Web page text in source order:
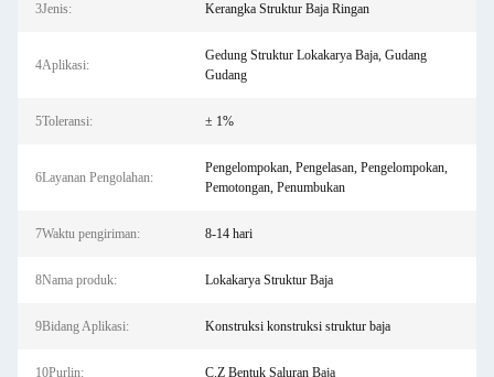
3Jenis: Kerangka Struktur Baja Ringan
4Aplikasi:
Gedung Struktur Lokakarya Baja, Gudang
Gudang
5Toleransi: ± 1%
6Layanan Pengolahan:
Pengelompokan, Pengelasan, Pengelompokan,
Pemotongan, Penumbukan
7Waktu pengiriman: 8-14 hari
8Nama produk: Lokakarya Struktur Baja
9Bidang Aplikasi: Konstruksi konstruksi struktur baja
10Purlin: C.Z Bentuk Saluran Baja